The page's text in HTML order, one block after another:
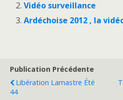
Vidéo surveillance
Ardéchoise 2012 , la
Publication Précédente
Libération Lamastre Été
44